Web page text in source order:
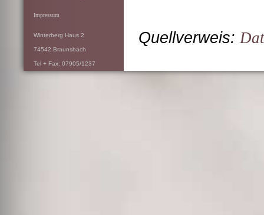
Impressum
Winterberg Haus 2
74542 Braunsbach
Tel + Fax: 07905/1237
Quellverweis: